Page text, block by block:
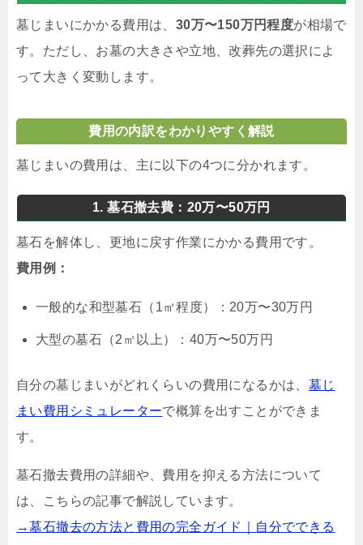
墓じまいにかかる費用は、 30万〜150万円程度が相場で
す。ただし、お墓の大きさや立地、改葬先の選択によ
って大きく変動します。
費用の内訳をわかりやすく解説
墓じまいの費用は、主に以下の4つに分かれます。
1. 墓石撤去費：20万〜50万円
墓石を解体し、更地に戻す作業にかかる費用です。
費用例：
一般的な和型墓石（1㎡程度）：20万〜30万円
大型の墓石（2㎡以上）：40万〜50万円
自分の墓じまいがどれくらいの費用になるかは、 墓じ
まい費用シミュレーターで概算を出すことができま
す。
墓石撤去費用の詳細や、費用を抑える方法について
は、こちらの記事で解説しています。
→墓石撤去の方法と費用の完全ガイド｜自分でできる